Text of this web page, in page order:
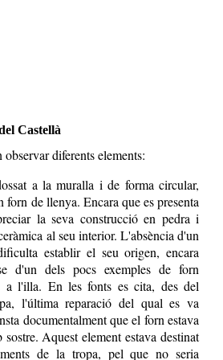
Castellà
observar diferents elements:
a la muralla i de forma circular,
forn de llenya. Encara que es presenta
la seva construcció en pedra i
al seu interior. L'absència d'un
establir el seu origen, encara
d'un dels pocs exemples de forn
a l'illa. En les fonts es cita, des del
l'última reparació del qual es va
documentalment que el forn estava
Aquest element estava destinat
de la tropa, pel que no seria